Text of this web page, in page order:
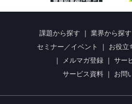
課題から探す ｜ 業界から探す
セミナー／イベント
｜ お役立
｜
メルマガ登録 ｜ サー
サービス資料
｜ お問